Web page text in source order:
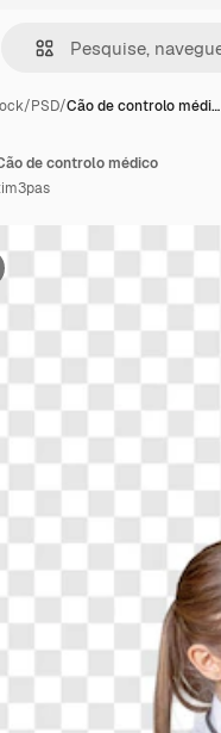
/PSD/Cão de controlo médi…
de controlo médico